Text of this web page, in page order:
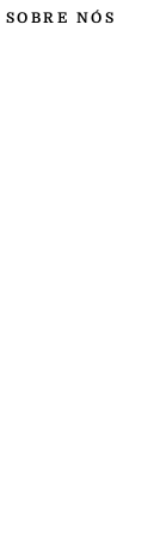
SOBRE NÓS